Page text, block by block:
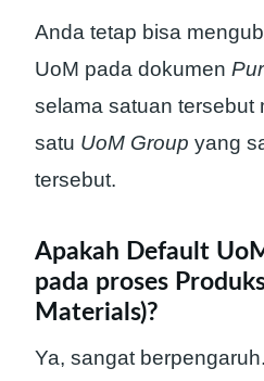
Anda tetap bisa
UoM pada dokumen
selama satuan tersebut
satu UoM Group yang
tersebut.
Apakah Default
pada proses
Materials)?
Ya, sangat